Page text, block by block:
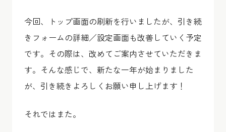
今回、トップ画面の刷新を行いましたが、引き続
きフォームの詳細／設定画面も改善していく予定
です。その際は、改めてご案内させていただきま
す。そんな感じで、新たな一年が始まりました
が、引き続きよろしくお願い申し上げます！
それではまた。